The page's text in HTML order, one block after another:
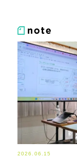
2025.09.29